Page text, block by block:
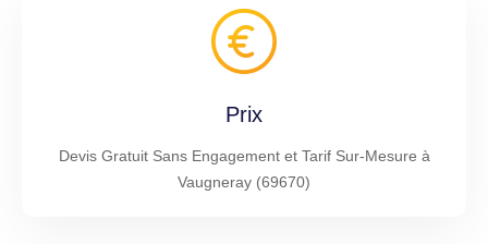
Prix
Devis Gratuit Sans Engagement et Tarif Sur-Mesure à
Vaugneray (69670)